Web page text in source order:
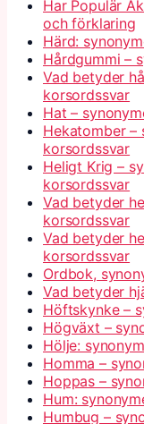
Har Populär
och förklaring
Härd:
Hårdgummi –
Vad betyder
korsordssvar
Hat –
Hekatomber –
korsordssvar
Heligt Krig –
korsordssvar
Vad betyder
korsordssvar
Vad betyder
korsordssvar
Ordbok,
Vad betyder
Höftskynke –
Högväxt –
Hölje:
Homma –
Hoppas –
Hum:
Humbug –